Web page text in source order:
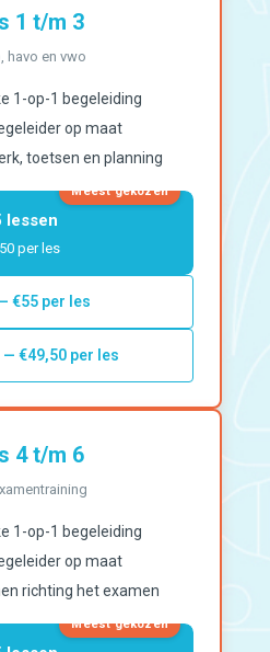
1 t/m 3
havo en vwo
1-op-1 begeleiding
op maat
toetsen en planning
Meest gekozen
lessen
per les
€55 per les
— €49,50 per les
4 t/m 6
1-op-1 begeleiding
op maat
richting het examen
Meest gekozen